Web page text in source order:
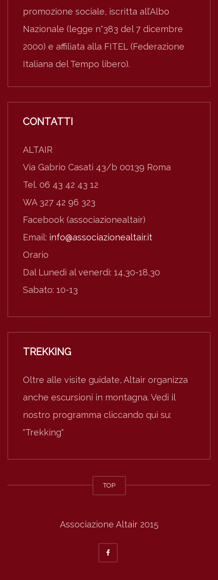
promozione sociale, iscritta all’Albo
Nazionale (legge n°383 del 7 dicembre
2000) e affiliata alla FITEL (Federazione
Italiana del Tempo libero).
CONTATTI
ALTAIR
Via Gabrio Casati 43/b 00139 Roma
Tel. 06 43 42 43 12
WA 327 42 96 323
Facebook (associazionealtair)
Email: info@associazionealtair.it
Orario
Dal Lunedì al venerdì: 14,30-18,30
Sabato: 10-13
TREKKING
Oltre alle visite guidate, Altair organizza
anche escursioni in montagna. Vedi il
nostro programma cliccando qui su:
"Trekking"
TOP
Associazione Altair 2015